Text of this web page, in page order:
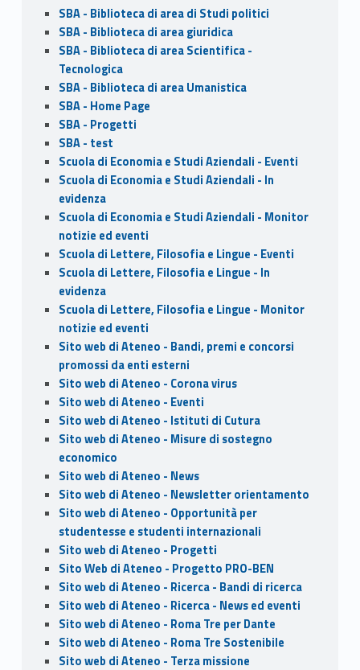
SBA - Biblioteca di area di Studi politici
SBA - Biblioteca di area giuridica
SBA - Biblioteca di area Scientifica -
Tecnologica
SBA - Biblioteca di area Umanistica
SBA - Home Page
SBA - Progetti
SBA - test
Scuola di Economia e Studi Aziendali - Eventi
Scuola di Economia e Studi Aziendali - In
evidenza
Scuola di Economia e Studi Aziendali - Monitor
notizie ed eventi
Scuola di Lettere, Filosofia e Lingue - Eventi
Scuola di Lettere, Filosofia e Lingue - In
evidenza
Scuola di Lettere, Filosofia e Lingue - Monitor
notizie ed eventi
Sito web di Ateneo - Bandi, premi e concorsi
promossi da enti esterni
Sito web di Ateneo - Corona virus
Sito web di Ateneo - Eventi
Sito web di Ateneo - Istituti di Cutura
Sito web di Ateneo - Misure di sostegno
economico
Sito web di Ateneo - News
Sito web di Ateneo - Newsletter orientamento
Sito web di Ateneo - Opportunità per
studentesse e studenti internazionali
Sito web di Ateneo - Progetti
Sito Web di Ateneo - Progetto PRO-BEN
Sito web di Ateneo - Ricerca - Bandi di ricerca
Sito web di Ateneo - Ricerca - News ed eventi
Sito web di Ateneo - Roma Tre per Dante
Sito web di Ateneo - Roma Tre Sostenibile
Sito web di Ateneo - Terza missione